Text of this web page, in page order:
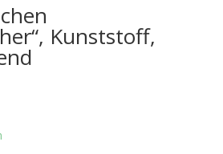
Kunststoff,